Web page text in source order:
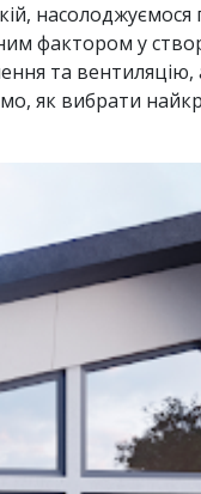
фактором у
та вентиляцію,
як вибрати